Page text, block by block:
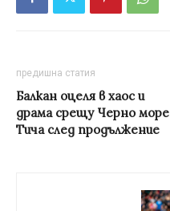
предишна статия
Балкан оцеля в хаос и
драма срещу Черно море
Тича след продължение